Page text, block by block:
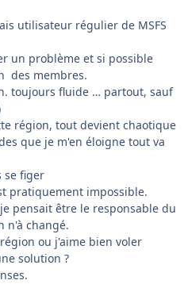
utilisateur régulier de MSFS
un problème et si possible
des membres.
toujours fluide … partout, sauf
région, tout devient chaotique
que je m'en éloigne tout va
se figer
pratiquement impossible.
pensait être le responsable du
n'à changé.
ou j'aime bien voler
solution ?